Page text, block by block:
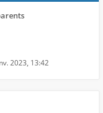
2023, 13:42